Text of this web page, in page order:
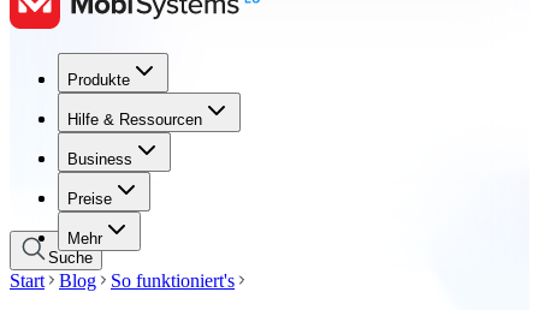
Produkte
Hilfe & Ressourcen
Business
Preise
Mehr
Produkte
Hilfe & Ressourcen
Business
Preise
Suche
Start Blog
So funktioniert's